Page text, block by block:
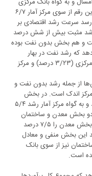
میزان رشد اقتصادی با نفت ۲/۶ درصد بوده که این رقم از سوی مرکز آمار ۶/۷
سرعت رشد اقتصادی بر
رشد مثبت بیش از شش درصد
و هم بخش بدون نفت بوده
که رشد نفت در بهار
امسال نسبتا قابل‌توجه بوده که در آمارهای بانک مرکزی (۳/۲۳ درصد) و مرکز
از جمله رشد بدون نفت و
اندک است. در بخش
خدمات نیز به گواه بانک مرکزی رشد هفت درصد و به گواه مرکز آمار رشد ۵/۴
دو بخش معدن و ساختمان
بسیار فاحش است. برای مثال بانک مرکزی رشد بخش معدن را ۷/۵ درصد
این بخش منفی و معادل
نیز از سوی بانک